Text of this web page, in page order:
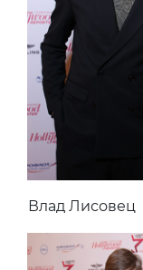
Влад Лисовец